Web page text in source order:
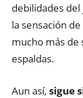
debilidades
la sensación
mucho más de
espaldas.
Aun así, sigue